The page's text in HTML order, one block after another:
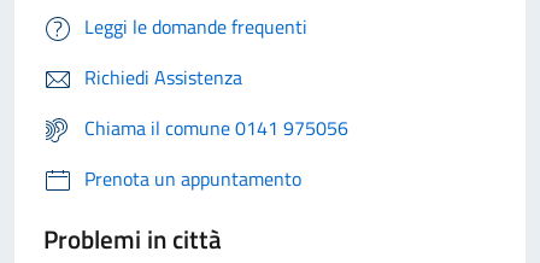
Leggi le domande frequenti
Richiedi Assistenza
Chiama il comune 0141 975056
Prenota un appuntamento
Problemi in città